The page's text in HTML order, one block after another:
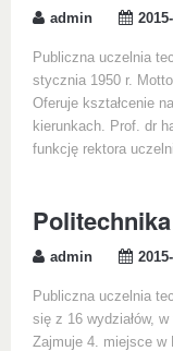
admin
Publiczna uczelnia
stycznia 1950 r.
Oferuje kształcenie
kierunkach. Prof. dr
funkcję rektora
admin
Publiczna uczelnia
się z 16 wydziałów,
Zajmuje 4. miejsce w